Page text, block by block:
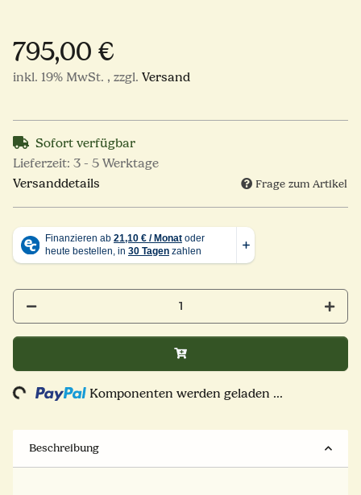
795,00 €
inkl. 19% MwSt. , zzgl. Versand
Sofort verfügbar
Lieferzeit: 3 - 5 Werktage
Versanddetails
Frage zum Artikel
Loading... Komponenten werden geladen ...
Beschreibung